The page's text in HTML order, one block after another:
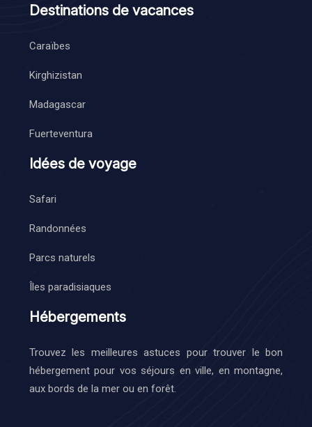
Destinations de vacances
Caraïbes
Kirghizistan
Madagascar
Fuerteventura
Idées de voyage
Safari
Randonnées
Parcs naturels
Îles paradisiaques
Hébergements
Trouvez les meilleures astuces pour trouver le bon
hébergement pour vos séjours en ville, en montagne,
aux bords de la mer ou en forêt.